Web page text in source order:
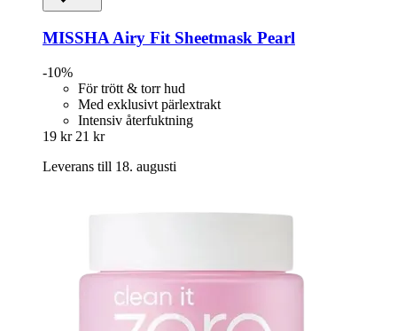
MISSHA Airy Fit Sheetmask Pearl
-10%
För trött & torr hud
Med exklusivt pärlextrakt
Intensiv återfuktning
19 kr 21 kr
Leverans till 18. augusti